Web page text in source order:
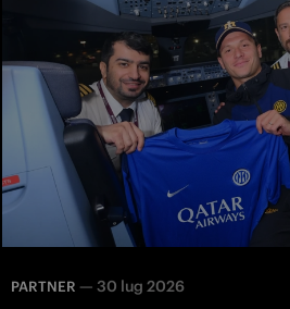
PARTNER — 30 lug 2026